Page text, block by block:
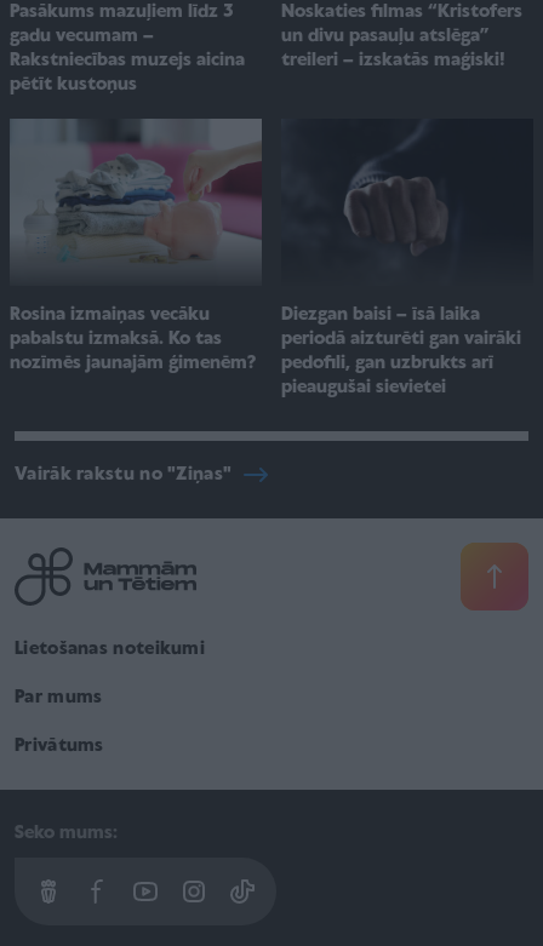
Pasākums mazuļiem līdz 3
gadu vecumam –
Rakstniecības muzejs aicina
pētīt kustoņus
Noskaties filmas “Kristofers
un divu pasauļu atslēga”
treileri – izskatās maģiski!
Rosina izmaiņas vecāku
pabalstu izmaksā. Ko tas
nozīmēs jaunajām ģimenēm?
Diezgan baisi – īsā laika
periodā aizturēti gan vairāki
pedofili, gan uzbrukts arī
pieaugušai sievietei
Vairāk rakstu no "Ziņas"
Lietošanas noteikumi
Par mums
Privātums
Seko mums: